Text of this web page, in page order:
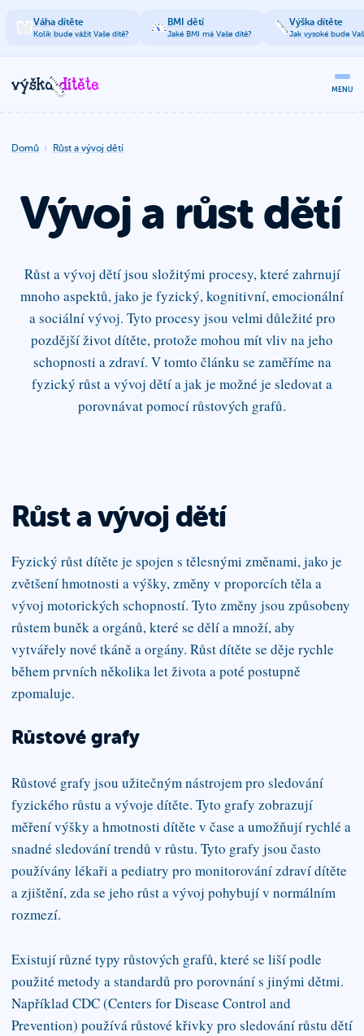
Váha dítěte
Kolik bude vážit Vaše dítě?
BMI dětí
Jaké BMI má Vaše dítě?
Výška dítěte
Jak vysoké bude
MENU
Domů Růst a vývoj dětí
Vývoj a růst dětí
Růst a vývoj dětí jsou složitými procesy, které zahrnují
mnoho aspektů, jako je fyzický, kognitivní, emocionální
a sociální vývoj. Tyto procesy jsou velmi důležité pro
pozdější život dítěte, protože mohou mít vliv na jeho
schopnosti a zdraví. V tomto článku se zaměříme na
fyzický růst a vývoj dětí a jak je možné je sledovat a
porovnávat pomocí růstových grafů.
Růst a vývoj dětí
Fyzický růst dítěte je spojen s tělesnými změnami, jako je
zvětšení hmotnosti a výšky, změny v proporcích těla a
vývoj motorických schopností. Tyto změny jsou způsobeny
růstem buněk a orgánů, které se dělí a množí, aby
vytvářely nové tkáně a orgány. Růst dítěte se děje rychle
během prvních několika let života a poté postupně
zpomaluje.
Růstové grafy
Růstové grafy jsou užitečným nástrojem pro sledování
fyzického růstu a vývoje dítěte. Tyto grafy zobrazují
měření výšky a hmotnosti dítěte v čase a umožňují rychlé a
snadné sledování trendů v růstu. Tyto grafy jsou často
používány lékaři a pediatry pro monitorování zdraví dítěte
a zjištění, zda se jeho růst a vývoj pohybují v normálním
rozmezí.
Existují různé typy růstových grafů, které se liší podle
použité metody a standardů pro porovnání s jinými dětmi.
Například CDC (Centers for Disease Control and
Prevention) používá růstové křivky pro sledování růstu dětí